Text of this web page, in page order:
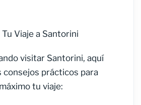
Viaje a Santorini
visitar Santorini, aquí
consejos prácticos para
tu viaje: